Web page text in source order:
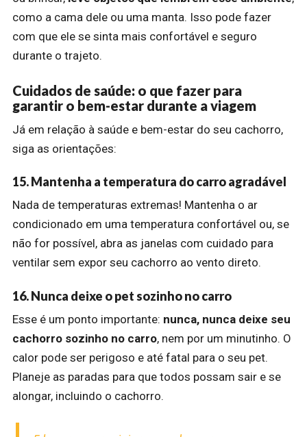
como a cama dele ou uma manta. Isso pode fazer
com que ele se sinta mais confortável e seguro
durante o trajeto.
Cuidados de saúde: o que fazer para
garantir o bem-estar durante a viagem
Já em relação à saúde e bem-estar do seu cachorro,
siga as orientações:
15. Mantenha a temperatura do carro agradável
Nada de temperaturas extremas! Mantenha o ar
condicionado em uma temperatura confortável ou, se
não for possível, abra as janelas com cuidado para
ventilar sem expor seu cachorro ao vento direto.
16. Nunca deixe o pet sozinho no carro
Esse é um ponto importante: nunca, nunca deixe seu
cachorro sozinho no carro, nem por um minutinho. O
calor pode ser perigoso e até fatal para o seu pet.
Planeje as paradas para que todos possam sair e se
alongar, incluindo o cachorro.